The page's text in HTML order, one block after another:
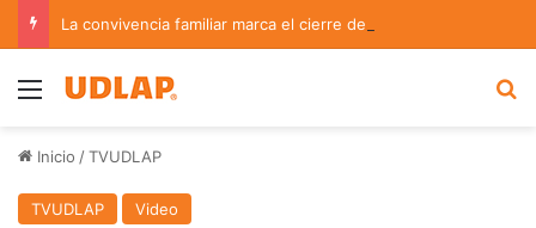
Menu
Inicio /TVUDLAP
TVUDLAP Video